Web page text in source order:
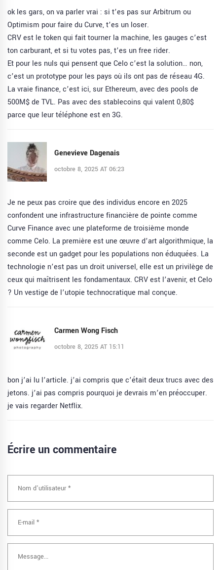
ok les gars, on va parler vrai : si t’es pas sur Arbitrum ou
Optimism pour faire du Curve, t’es un loser.
CRV est le token qui fait tourner la machine, les gauges c’est
ton carburant, et si tu votes pas, t’es un free rider.
Et pour les nuls qui pensent que Celo c’est la solution… non,
c’est un prototype pour les pays où ils ont pas de réseau 4G.
La vraie finance, c’est ici, sur Ethereum, avec des pools de
500M$ de TVL. Pas avec des stablecoins qui valent 0,80$
parce que leur téléphone est en 3G.
Genevieve Dagenais
octobre 8, 2025 AT 06:23
Je ne peux pas croire que des individus encore en 2025
confondent une infrastructure financière de pointe comme
Curve Finance avec une plateforme de troisième monde
comme Celo. La première est une œuvre d’art algorithmique, la
seconde est un gadget pour les populations non éduquées. La
technologie n’est pas un droit universel, elle est un privilège de
ceux qui maîtrisent les fondamentaux. CRV est l’avenir, et Celo
? Un vestige de l’utopie technocratique mal conçue.
Carmen Wong Fisch
octobre 8, 2025 AT 15:11
bon j’ai lu l’article. j’ai compris que c’était deux trucs avec des
jetons. j’ai pas compris pourquoi je devrais m’en préoccuper.
je vais regarder Netflix.
Écrire un commentaire